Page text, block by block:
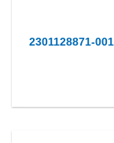
2301128871-